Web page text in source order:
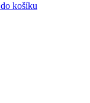
košíku